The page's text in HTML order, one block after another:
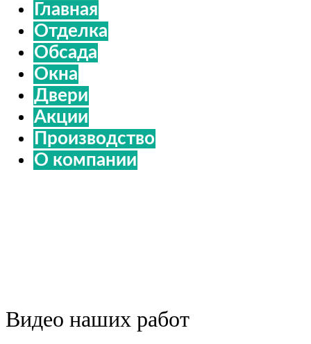
Главная
Отделка
Обсада
Окна
Двери
Акции
Производство
О компании
Видео наших работ